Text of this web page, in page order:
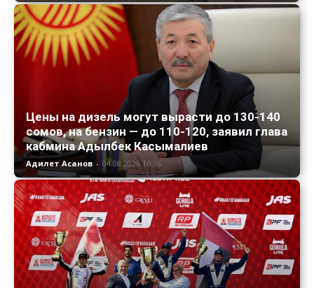
Цены на дизель могут вырасти до 130-140
сомов, на бензин — до 110-120, заявил глава
кабмина Адылбек Касымалиев
Адилет Асанов - 04.08.2026 16:36